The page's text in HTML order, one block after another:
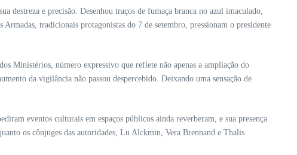
destreza e precisão. Desenhou traços de fumaça branca no azul imaculado,
tradicionais protagonistas do 7 de setembro, pressionam o presidente
Ministérios, número expressivo que reflete não apenas a ampliação do
da vigilância não passou despercebido. Deixando uma sensação de
eventos culturais em espaços públicos ainda reverberam, e sua presença
os cônjuges das autoridades, Lu Alckmin, Vera Brennand e Thalis